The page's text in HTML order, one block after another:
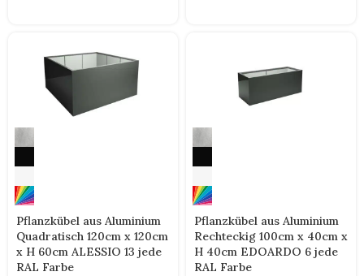
Pflanzkübel aus Aluminium
Quadratisch 120cm x 120cm
x H 60cm ALESSIO 13 jede
RAL Farbe
Pflanzkübel aus Aluminium
Rechteckig 100cm x 40cm x
H 40cm EDOARDO 6 jede
RAL Farbe